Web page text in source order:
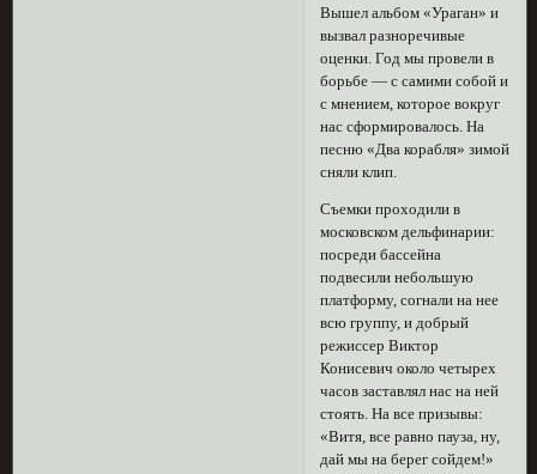
Вышел альбом «Ураган» и
вызвал разноречивые
оценки. Год мы провели в
борьбе — с самими собой и
с мнением, которое вокруг
нас сформировалось. На
песню «Два корабля» зимой
сняли клип.
Съемки проходили в
московском дельфинарии:
посреди бассейна
подвесили небольшую
платформу, согнали на нее
всю группу, и добрый
режиссер Виктор
Конисевич около четырех
часов заставлял нас на ней
стоять. На все призывы:
«Витя, все равно пауза, ну,
дай мы на берег сойдем!»